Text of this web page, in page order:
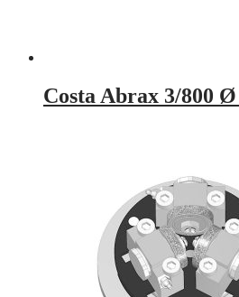
Costa Abrax 3/800